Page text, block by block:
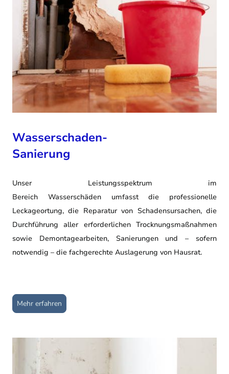
Wasserschaden-
Sanierung
Unser Leistungsspektrum im
Bereich Wasserschäden umfasst die professionelle
Leckageortung, die Reparatur von Schadensursachen, die
Durchführung aller erforderlichen Trocknungsmaßnahmen
sowie Demontagearbeiten, Sanierungen und – sofern
notwendig – die fachgerechte Auslagerung von Hausrat.
Mehr erfahren